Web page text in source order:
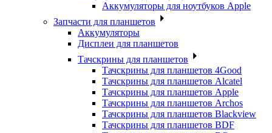
Аккумуляторы для ноутбуков Apple
Запчасти для планшетов
Аккумуляторы
Дисплеи для планшетов
Тачскрины для планшетов
Тачскрины для планшетов 4Good
Тачскрины для планшетов Alcatel
Тачскрины для планшетов Apple
Тачскрины для планшетов Archos
Тачскрины для планшетов Blackview
Тачскрины для планшетов BDF